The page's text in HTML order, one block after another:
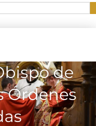
de
Órdenes